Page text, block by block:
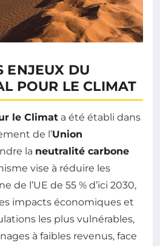
ENJEUX DU
POUR LE CLIMAT
le Climat a été établi dans
de l’Union
la neutralité carbone
vise à réduire les
de l’UE de 55 % d’ici 2030,
impacts économiques et
les plus vulnérables,
à faibles revenus, face